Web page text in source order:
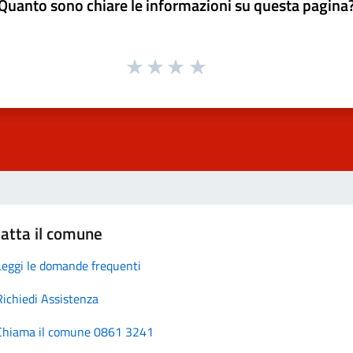
sono chiare le informazioni su questa
il comune
le domande frequenti
Assistenza
il comune 0861 3241